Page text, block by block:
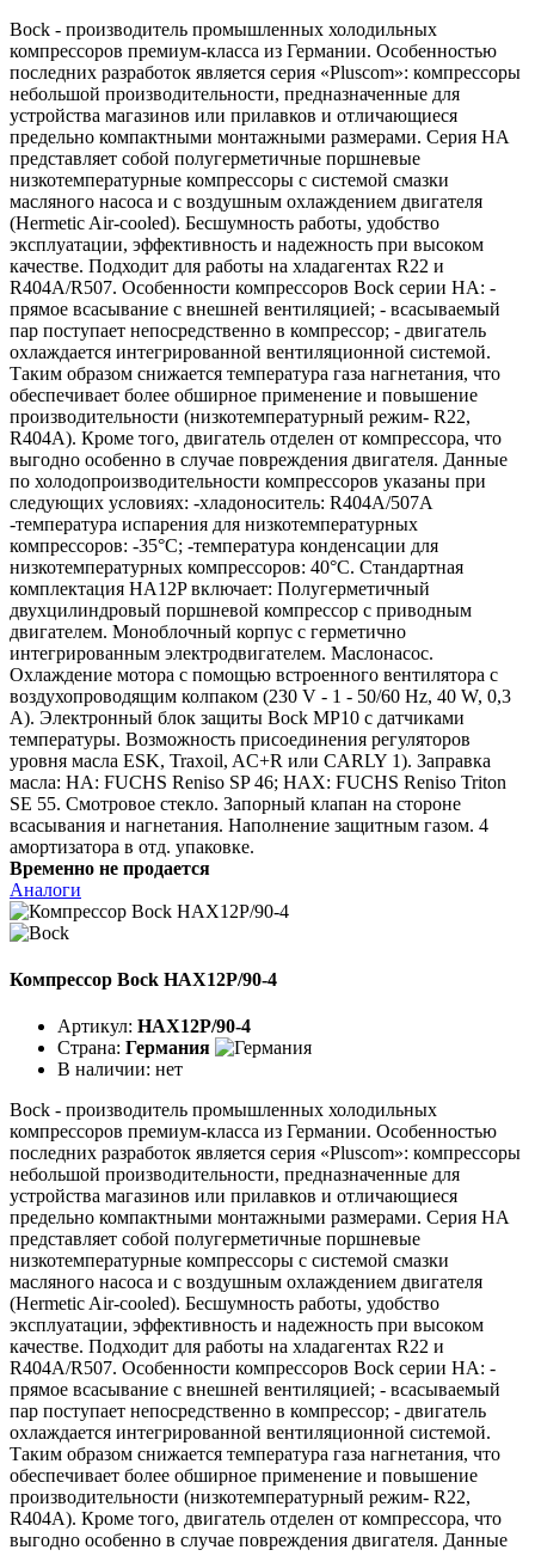
Bock - производитель промышленных холодильных
компрессоров премиум-класса из Германии. Особенностью
последних разработок является серия «Pluscom»: компрессоры
небольшой производительности, предназначенные для
устройства магазинов или прилавков и отличающиеся
предельно компактными монтажными размерами. Серия HA
представляет собой полугерметичные поршневые
низкотемпературные компрессоры с системой смазки
масляного насоса и с воздушным охлаждением двигателя
(Hermetic Air-cooled). Бесшумность работы, удобство
эксплуатации, эффективность и надежность при высоком
качестве. Подходит для работы на хладагентах R22 и
R404A/R507. Особенности компрессоров Bock серии НА: -
прямое всасывание с внешней вентиляцией; - всасываемый
пар поступает непосредственно в компрессор; - двигатель
охлаждается интегрированной вентиляционной системой.
Таким образом снижается температура газа нагнетания, что
обеспечивает более обширное применение и повышение
производительности (низкотемпературный режим- R22,
R404A). Кроме того, двигатель отделен от компрессора, что
выгодно особенно в случае повреждения двигателя. Данные
по холодопроизводительности компрессоров указаны при
следующих условиях: -хладоноситель: R404A/507A
-температура испарения для низкотемпературных
компрессоров: -35°C; -температура конденсации для
низкотемпературных компрессоров: 40°C. Стандартная
комплектация HA12P включает: Полугерметичный
двухцилиндровый поршневой компрессор с приводным
двигателем. Моноблочный корпус с герметично
интегрированным электродвигателем. Маслонасос.
Охлаждение мотора с помощью встроенного вентилятора с
воздухопроводящим колпаком (230 V - 1 - 50/60 Hz, 40 W, 0,3
A). Электронный блок защиты Bock MP10 с датчиками
температуры. Возможность присоединения регуляторов
уровня масла ESK, Traxoil, AC+R или CARLY 1). Заправка
масла: HA: FUCHS Reniso SP 46; HAX: FUCHS Reniso Triton
SE 55. Смотровое стекло. Запорный клапан на стороне
всасывания и нагнетания. Наполнение защитным газом. 4
амортизатора в отд. упаковке.
Временно не продается
Аналоги
Компрессор Bock HAX12P/90-4
Артикул: HAX12P/90-4
Страна: Германия
В наличии: нет
Bock - производитель промышленных холодильных
компрессоров премиум-класса из Германии. Особенностью
последних разработок является серия «Pluscom»: компрессоры
небольшой производительности, предназначенные для
устройства магазинов или прилавков и отличающиеся
предельно компактными монтажными размерами. Серия HA
представляет собой полугерметичные поршневые
низкотемпературные компрессоры с системой смазки
масляного насоса и с воздушным охлаждением двигателя
(Hermetic Air-cooled). Бесшумность работы, удобство
эксплуатации, эффективность и надежность при высоком
качестве. Подходит для работы на хладагентах R22 и
R404A/R507. Особенности компрессоров Bock серии НА: -
прямое всасывание с внешней вентиляцией; - всасываемый
пар поступает непосредственно в компрессор; - двигатель
охлаждается интегрированной вентиляционной системой.
Таким образом снижается температура газа нагнетания, что
обеспечивает более обширное применение и повышение
производительности (низкотемпературный режим- R22,
R404A). Кроме того, двигатель отделен от компрессора, что
выгодно особенно в случае повреждения двигателя. Данные